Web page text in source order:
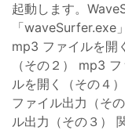
起動します。
「waveSurfer.exe
mp3 ファイルを開
（その２） mp3
ルを開く（その４
ファイル出力（そ
ル出力（その３）